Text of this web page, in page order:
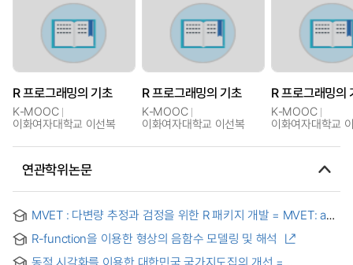
R 프로그래밍의 기초
K-MOOC
이화여자대학교 이선복
R 프로그래밍의 기초
K-MOOC
이화여자대학교 이선복
R 프로그래밍의
K-MOOC
이화여자대학교
연관학위논문
MVET : 다변량 추정과 검정을 위한 R 패키지 개발 = MVET: an
R-function을 이용한 형상의 음함수 모델링 및 해석
동적 시각화를 이용한 대한민국 국가지도집의 개선 =